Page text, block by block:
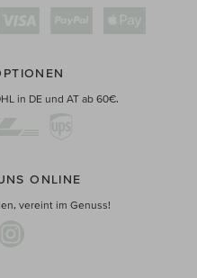
in DE und AT ab 60€.
ONLINE
vereint im Genuss!